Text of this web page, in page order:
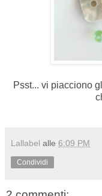
Psst... vi piacciono
Lallabel alle 6:09 PM
Condividi